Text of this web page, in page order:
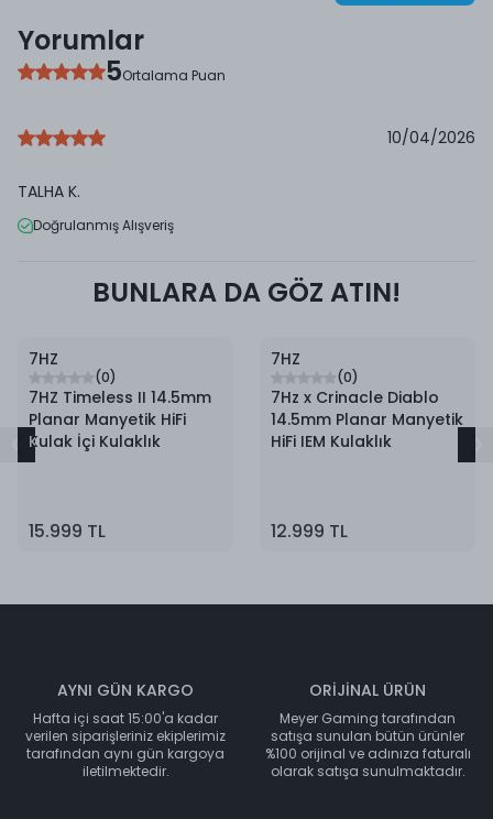
Yorumlar
5Ortalama Puan
TALHA K.
Doğrulanmış Alışveriş
10/04/2026
BUNLARA DA GÖZ ATIN!
7HZ
(0)
7HZ Timeless II 14.5mm
Planar Manyetik HiFi
Kulak İçi Kulaklık
15.999 TL
7HZ
(0)
7Hz x Crinacle Diablo
14.5mm Planar Manyetik
HiFi IEM Kulaklık
12.999 TL
AYNI GÜN KARGO
Hafta içi saat 15:00'a kadar
verilen siparişleriniz ekiplerimiz
tarafından aynı gün kargoya
iletilmektedir.
ORİJİNAL ÜRÜN
Meyer Gaming tarafından
satışa sunulan bütün ürünler
%100 orijinal ve adınıza faturalı
olarak satışa sunulmaktadır.